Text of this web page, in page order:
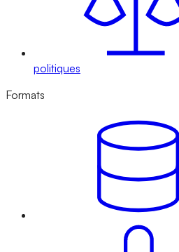
politiques
Formats